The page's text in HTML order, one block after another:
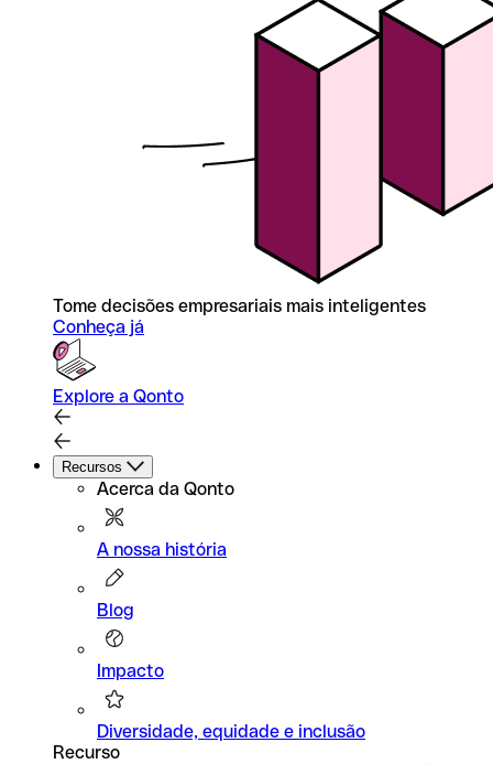
Tome decisões empresariais mais inteligentes
Conheça já
Explore a Qonto
Recursos
Acerca da Qonto
A nossa história
Blog
Impacto
Diversidade, equidade e inclusão
Recurso